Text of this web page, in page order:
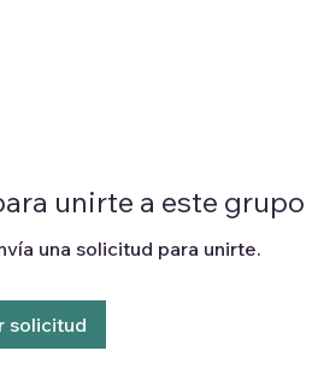
unirte a este grupo
una solicitud para unirte.
solicitud